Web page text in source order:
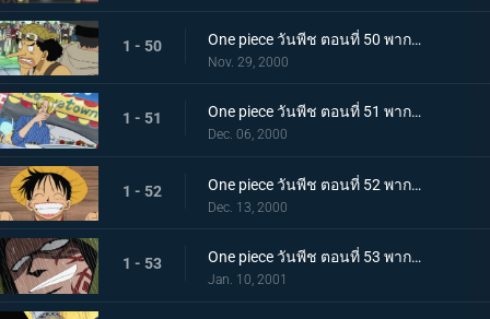
1 - 50 One piece วันพีช ตอนที่ 50 พากย์ไทย อุซป ปะทะ แด๊ดดี้! การดวลกลางแสงตะวัน
Nov. 29, 2000
1 - 51 One piece วันพีช ตอนที่ 51 พากย์ไทย ศึกดวลเดือดกระทะเหล็ก! ซันจิ ปะทะ เชฟสาวสวย
Dec. 06, 2000
1 - 52 One piece วันพีช ตอนที่ 52 พากย์ไทย การล้างแค้นของบากี้! ชายผู้ยิ้มแย้มบนแท่นประหาร!
Dec. 13, 2000
1 - 53 One piece วันพีช ตอนที่ 53 พากย์ไทย เปิดฉากตำนาน! มุ่งสู่แกรนด์ไลน์!
Jan. 10, 2001